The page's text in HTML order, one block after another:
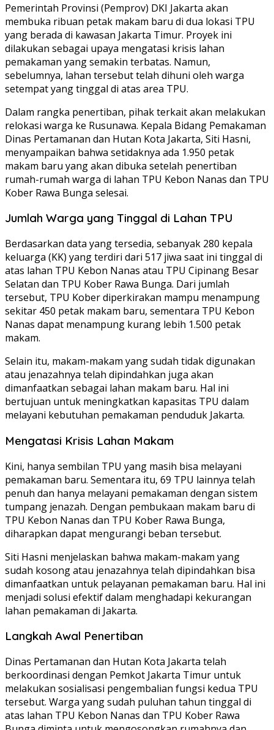
Pemerintah Provinsi (Pemprov) DKI Jakarta akan
membuka ribuan petak makam baru di dua lokasi TPU
yang berada di kawasan Jakarta Timur. Proyek ini
dilakukan sebagai upaya mengatasi krisis lahan
pemakaman yang semakin terbatas. Namun,
sebelumnya, lahan tersebut telah dihuni oleh warga
setempat yang tinggal di atas area TPU.
Dalam rangka penertiban, pihak terkait akan melakukan
relokasi warga ke Rusunawa. Kepala Bidang Pemakaman
Dinas Pertamanan dan Hutan Kota Jakarta, Siti Hasni,
menyampaikan bahwa setidaknya ada 1.950 petak
makam baru yang akan dibuka setelah penertiban
rumah-rumah warga di lahan TPU Kebon Nanas dan TPU
Kober Rawa Bunga selesai.
Jumlah Warga yang Tinggal di Lahan TPU
Berdasarkan data yang tersedia, sebanyak 280 kepala
keluarga (KK) yang terdiri dari 517 jiwa saat ini tinggal di
atas lahan TPU Kebon Nanas atau TPU Cipinang Besar
Selatan dan TPU Kober Rawa Bunga. Dari jumlah
tersebut, TPU Kober diperkirakan mampu menampung
sekitar 450 petak makam baru, sementara TPU Kebon
Nanas dapat menampung kurang lebih 1.500 petak
makam.
Selain itu, makam-makam yang sudah tidak digunakan
atau jenazahnya telah dipindahkan juga akan
dimanfaatkan sebagai lahan makam baru. Hal ini
bertujuan untuk meningkatkan kapasitas TPU dalam
melayani kebutuhan pemakaman penduduk Jakarta.
Mengatasi Krisis Lahan Makam
Kini, hanya sembilan TPU yang masih bisa melayani
pemakaman baru. Sementara itu, 69 TPU lainnya telah
penuh dan hanya melayani pemakaman dengan sistem
tumpang jenazah. Dengan pembukaan makam baru di
TPU Kebon Nanas dan TPU Kober Rawa Bunga,
diharapkan dapat mengurangi beban tersebut.
Siti Hasni menjelaskan bahwa makam-makam yang
sudah kosong atau jenazahnya telah dipindahkan bisa
dimanfaatkan untuk pelayanan pemakaman baru. Hal ini
menjadi solusi efektif dalam menghadapi kekurangan
lahan pemakaman di Jakarta.
Langkah Awal Penertiban
Dinas Pertamanan dan Hutan Kota Jakarta telah
berkoordinasi dengan Pemkot Jakarta Timur untuk
melakukan sosialisasi pengembalian fungsi kedua TPU
tersebut. Warga yang sudah puluhan tahun tinggal di
atas lahan TPU Kebon Nanas dan TPU Kober Rawa